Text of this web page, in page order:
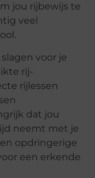
jou rijbewijs te
veel
voor je
rij-
rijlessen
dat jou
neemt met je
opdringerige
een erkende